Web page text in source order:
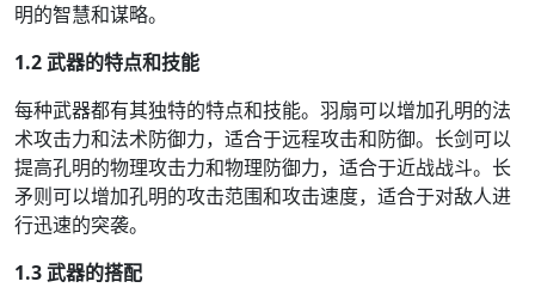
明的智慧和谋略。
1.2 武器的特点和技能
每种武器都有其独特的特点和技能。羽扇可以增加孔明的法
术攻击力和法术防御力，适合于远程攻击和防御。长剑可以
提高孔明的物理攻击力和物理防御力，适合于近战战斗。长
矛则可以增加孔明的攻击范围和攻击速度，适合于对敌人进
行迅速的突袭。
1.3 武器的搭配